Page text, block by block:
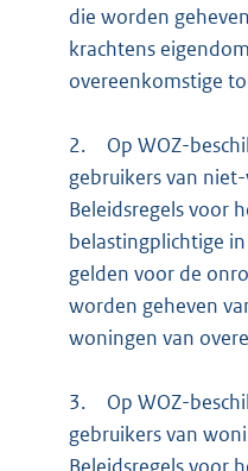
die worden
krachtens
overeenkomstige
2.
Op WOZ-
gebruikers van
Beleidsregels voor
belastingplichtige
gelden voor de
worden geheven
woningen van
3.
Op WOZ-
gebruikers van